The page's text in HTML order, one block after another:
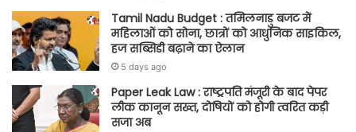
Tamil Nadu Budget : तमिलनाडु बजट में
महिलाओं को सोना, छात्रों को आधुनिक साइकिल,
हज सब्सिडी बढ़ाने का ऐलान
5 days ago
Paper Leak Law : राष्ट्रपति मंजूरी के बाद पेपर
लीक कानून सख्त, दोषियों को होगी त्वरित कड़ी
सजा अब